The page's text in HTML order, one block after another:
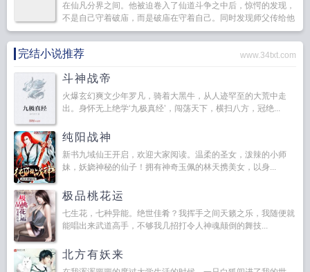
在仙凡分界之间。他被迫卷入了仙道斗争之中后，惊愕的发现，
不是自己守着破庙，而是破庙在守着自己。同时发现师父传给他
的那套的心法，似乎是人人都想抢夺的顶级法诀。师父传给他的
锈剑，似...
完结小说推荐 www.34txt.com
斗神战帝
火爆玄幻爽文少年罗凡，骑着大黑牛，从人迹罕至的大荒中走
出。身怀无上绝学‘九极真经’，闯荡天下，横扫八方，冠绝...
纯阳战神
新书九域仙王开启，欢迎大家阅读。温柔的圣女，泼辣的小师
妹，妖娆神秘的仙子！拥有神奇玉佩的林天携美女，以身...
极品桃花运
七生花，七种异能。绝世佳肴？我挥手之间天籁之乐，我随便就
能唱出来武道高手，不够我几招打令人神魂颠倒的舞技...
北方有妖来